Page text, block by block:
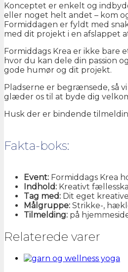
Konceptet er enkelt og
eller noget helt andet – kom
Formiddagen er fyldt med
med dit projekt i en afslappet
Formiddags Krea er ikke bare
hvor du kan dele din passion
gode humør og dit projekt.
Pladserne er begrænsede, så
glæder os til at byde dig
Husk der er bindende
Fakta-boks:
Event: Formiddags Krea
Indhold: Kreativt
Tag med: Dit eget
Målgruppe: Strikke-,
Tilmelding: på
Relaterede varer